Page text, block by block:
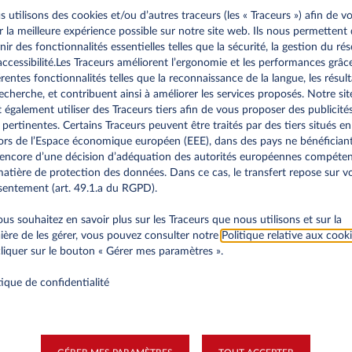
de 30 jours
financière du salarié en contrepartie (paiement,
appliquer la TVA étrangère et la reverser aux autorités
d’un véhicule de fonction implique le paiement d’une
les taux de TVA et les règles du pays de résidence qui
adapté. En outre, des précisions ont été apportées
des domaines et de la TVA) sur la contrepartie
qui est différente suivant le pays de résidence. La
avantageuse, même avec l’application de l’arrêt QM.
pour le Luxembourg
de société joue un rôle central dans la mobilité des
des frontaliers. Elle représente un avantage en nature
la fiscalité et les coûts des employeurs.
utilisons des cookies et/ou d’autres traceurs (les « Traceurs ») afin de
la meilleure expérience possible sur notre site web. Ils nous permettent
des fonctionnalités essentielles telles que la sécurité, la gestion du
Traceurs améliorent l’ergonomie et les performances
fonctionnalités telles que la reconnaissance de la langue, les
et contribuent ainsi à améliorer les services proposés. Notre
également utiliser des Traceurs tiers afin de vous proposer des
pertinentes. Certains Traceurs peuvent être traités par des tiers situés en
de l’Espace économique européen (EEE), dans des pays ne
d’une décision d’adéquation des autorités européennes
de protection des données. Dans ce cas, le transfert repose sur
(art. 49.1.a du RGPD).
souhaitez en savoir plus sur les Traceurs que nous utilisons et sur la
de les gérer, vous pouvez consulter notre Politique relative aux
sur le bouton « Gérer mes paramètres ».
de confidentialité